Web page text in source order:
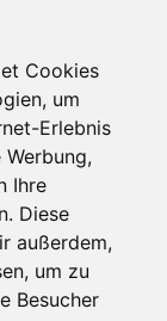
Cookies
um
Erlebnis
Ihre
Diese
außerdem,
um zu
Besucher
TEILEN